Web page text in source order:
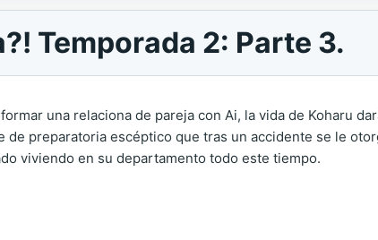
Temporada 2: Parte 3.
una relaciona de pareja con Ai, la vida de Koharu
de preparatoria escéptico que tras un accidente se le
viviendo en su departamento todo este tiempo.